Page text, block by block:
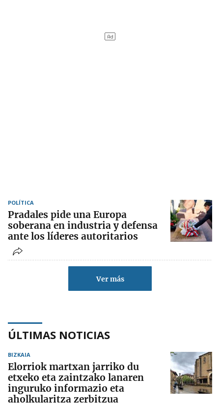
POLÍTICA
Pradales pide una Europa
soberana en industria y defensa
ante los líderes autoritarios
Ver más
ÚLTIMAS NOTICIAS
BIZKAIA
Elorriok martxan jarriko du
etxeko eta zaintzako lanaren
inguruko informazio eta
aholkularitza zerbitzua